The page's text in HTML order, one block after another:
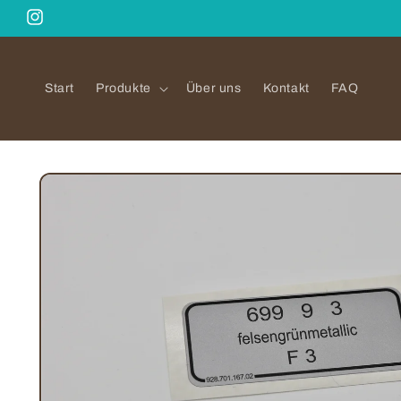
zum
Inhalt
Instagram
Start Produkte Über uns Kontakt FAQ
Zu